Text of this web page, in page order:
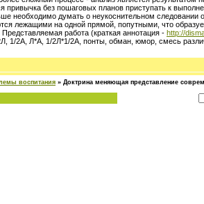
привычка без пошаговых планов приступать к
необходимо думать о неукоснительном
лежащими на одной прямой, попутными, что
работа (краткая аннотация - http://
1/2А, Л*А, 1/2Л*1/2А, понты, обман, юмор, смесь
воспитания » Доктрина меняющая представление